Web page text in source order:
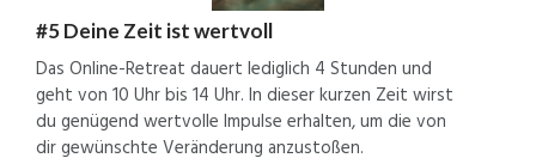
#5 Deine Zeit ist wertvoll
Das Online-Retreat dauert lediglich 4 Stunden und
geht von 10 Uhr bis 14 Uhr. In dieser kurzen Zeit wirst
du genügend wertvolle Impulse erhalten, um die von
dir gewünschte Veränderung anzustoßen.